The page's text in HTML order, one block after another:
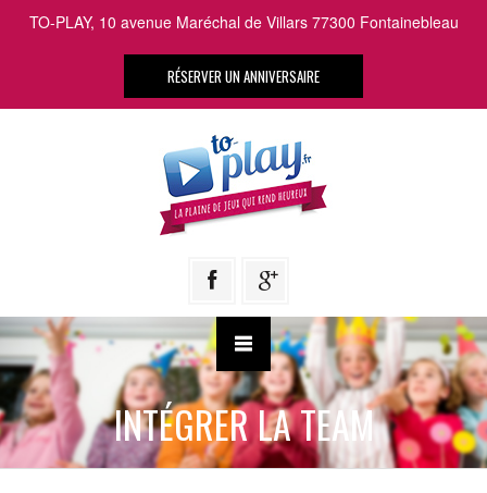
TO-PLAY, 10 avenue Maréchal de Villars 77300 Fontainebleau
RÉSERVER UN ANNIVERSAIRE
INTÉGRER LA TEAM